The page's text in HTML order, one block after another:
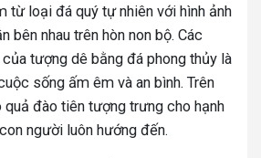
từ loại đá quý tự nhiên với hình ảnh
bên nhau trên hòn non bộ. Các
tượng dê bằng đá phong thủy là
sống ấm êm và an bình. Trên
đào tiên tượng trưng cho hạnh
người luôn hướng đến.